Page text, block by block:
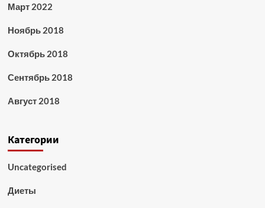
Март 2022
Ноябрь 2018
Октябрь 2018
Сентябрь 2018
Август 2018
Категории
Uncategorised
Диеты